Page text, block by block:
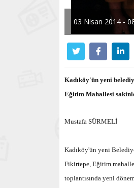
03 Nisan 2014 -
Kadıköy'ün yeni
Eğitim Mahallesi
Mustafa SÜRMELİ
Kadıköy'ün yeni
Fikirtepe, Eğitim
toplantısında yeni